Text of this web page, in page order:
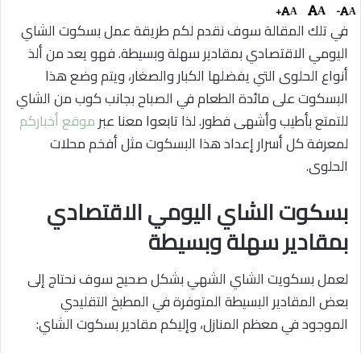
A
-
A
A
+
في تلك المقالة سوف نقدم لكم طريقة عمل بسكوت الشاي
اليومي الاقتصادي بمقادير سهلة وبسيطة. فهو يعد من ألذ
أنواع الحلوى التي يفضلها الكبار والصغار، ويتم وضع هذا
البسكوت على مائدة الطعام في الصباح بجانب كوب من الشاي
للتمتع بأطيب وأشهى فطور. لذا تابعوا معنا عبرموقع أخباركم
لمعرفة كل أسرار إعداد هذا البسكوت مثل أفخم محلات
الحلوى.
بسكوت الشاي اليومي الاقتصادي
بمقادير سهلة وبسيطة
لعمل بسكويت الشاي الشهي بشكل صحيح سوف نحتاج إلى
بعض المقادير البسيطة المتوفرة في المطبخ التقليدي
الموجود في معظم المنازل، وإليكم مقادير بسكوت الشاي: